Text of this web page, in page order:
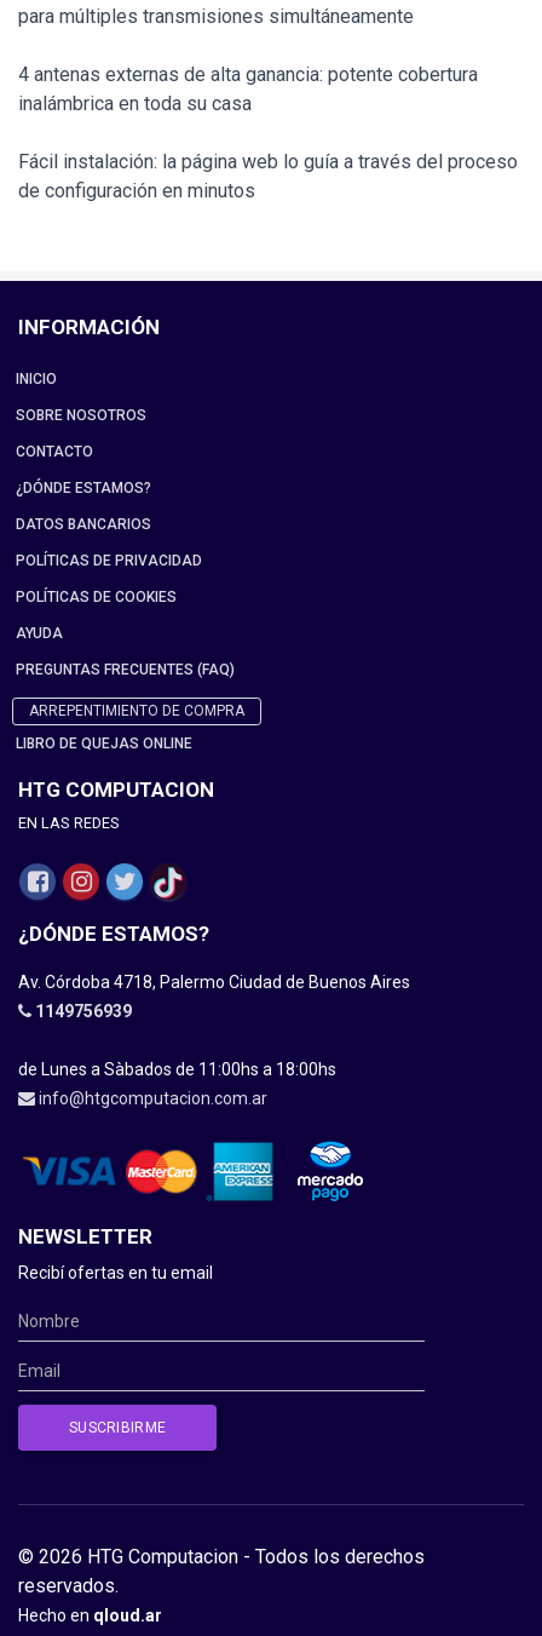
para múltiples transmisiones simultáneamente
4 antenas externas de alta ganancia: potente cobertura
inalámbrica en toda su casa
Fácil instalación: la página web lo guía a través del proceso
de configuración en minutos
INFORMACIÓN
INICIO
SOBRE NOSOTROS
CONTACTO
¿DÓNDE ESTAMOS?
DATOS BANCARIOS
POLÍTICAS DE PRIVACIDAD
POLÍTICAS DE COOKIES
AYUDA
PREGUNTAS FRECUENTES (FAQ)
ARREPENTIMIENTO DE COMPRA
LIBRO DE QUEJAS ONLINE
HTG COMPUTACION
EN LAS REDES
¿DÓNDE ESTAMOS?
Av. Córdoba 4718, Palermo Ciudad de Buenos Aires
1149756939
de Lunes a Sàbados de 11:00hs a 18:00hs
info@htgcomputacion.com.ar
NEWSLETTER
Recibí ofertas en tu email
© 2026 HTG Computacion - Todos los derechos
reservados.
Hecho en qloud.ar